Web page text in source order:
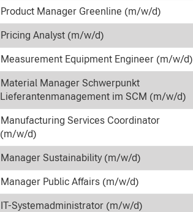
Product Manager Greenline (m/w/d)
Pricing Analyst (m/w/d)
Measurement Equipment Engineer (m/w/d)
Material Manager Schwerpunkt
Lieferantenmanagement im SCM (m/w/d)
Manufacturing Services Coordinator
(m/w/d)
Manager Sustainability (m/w/d)
Manager Public Affairs (m/w/d)
IT-Systemadministrator (m/w/d)